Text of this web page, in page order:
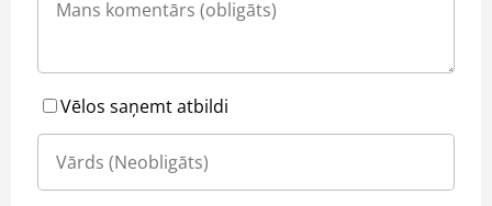
Vēlos saņemt atbildi